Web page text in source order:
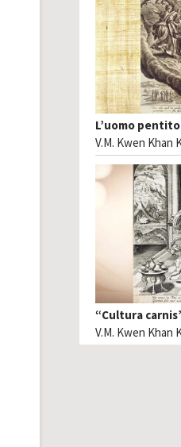
L’uomo
V.M. Kwen Khan
“Cultura
V.M. Kwen Khan